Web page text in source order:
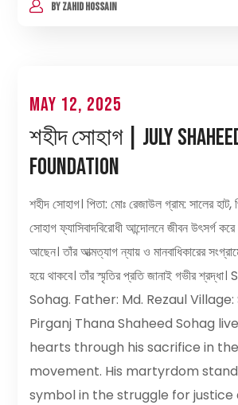
BYZAHID HOSSAIN
May 12, 2025
শহীদ সোহাগ | July
Foundation
শহীদ সোহাগ। পিতা: মোঃ রেজাউল গ্রাম: সালের হাট,
সোহাগ ফ্যাসিবাদবিরোধী আন্দোলনে জীবন উৎসর্গ
আছেন। তাঁর আত্মত্যাগ ন্যায় ও মানবাধিকারের
হয়ে থাকবে। তাঁর স্মৃতির প্রতি জানাই গভীর
Sohag. Father: Md. Rezaul
Pirganj Thana Shaheed Sohag
hearts through his sacrifice in
movement. His martyrdom
symbol in the struggle for justice